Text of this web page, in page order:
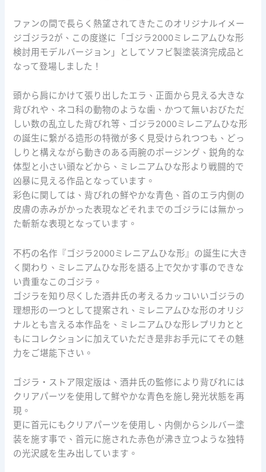
ファンの間で長らく熱望されてきたこのオリジナルイメー
ジゴジラ2が、この度遂に「ゴジラ2000ミレニアムひな形
検討用モデルバージョン」としてソフビ製塗装済完成品と
なって登場しました！
頭から肩にかけて張り出したエラ、正面から見える大きな
背びれや、ネコ科の動物のような歯、かつて無いおびただ
しい数の乱立した背びれ等、ゴジラ2000ミレニアムひな形
の誕生に繋がる造形の特徴が多く見受けられつつも、どっ
しりと構えながら動きのある両腕のポージング、鋭角的な
体型と小さい頭などから、ミレニアムひな形より戦闘的で
凶暴に見える作品となっています。
彩色に関しては、背びれの鮮やかな青色、首のエラ内側の
皮膚の赤みがかった表現などそれまでのゴジラには無かっ
た斬新な表現となっています。
不朽の名作『ゴジラ2000ミレニアムひな形』の誕生に大き
く関わり、ミレニアムひな形を語る上で欠かす事のできな
い貴重なこのゴジラ。
ゴジラを知り尽くした酒井氏の考えるカッコいいゴジラの
理想形の一つとして提案され、ミレニアムひな形のオリジ
ナルとも言える本作品を、ミレニアムひな形レプリカとと
もにコレクションに加えていただき是非お手元にてその魅
力をご堪能下さい。
ゴジラ・ストア限定版は、酒井氏の監修により背びれには
クリアパーツを使用して鮮やかな青色を施し発光状態を再
現。
更に首元にもクリアパーツを使用し、内側からシルバー塗
装を施す事で、首元に施された赤色が沸き立つような独特
の光沢感を生み出しています。